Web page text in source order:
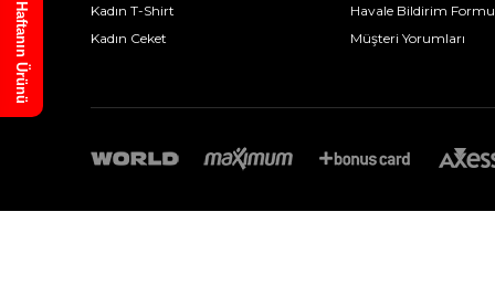
Kadın T-Shirt
Kadın Ceket
Havale Bildirim Formu
Müşteri Yorumları
Haftanın Ürünü